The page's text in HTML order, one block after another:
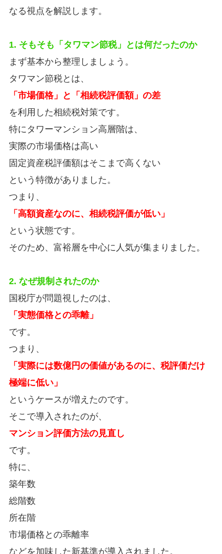
なる視点を解説します。
1. そもそも「タワマン節税」とは何だったのか
まず基本から整理しましょう。
タワマン節税とは、
「市場価格」と「相続税評価額」の差
を利用した相続税対策です。
特にタワーマンション高層階は、
実際の市場価格は高い
固定資産税評価額はそこまで高くない
という特徴がありました。
つまり、
「高額資産なのに、相続税評価が低い」
という状態です。
そのため、富裕層を中心に人気が集まりました。
2. なぜ規制されたのか
国税庁が問題視したのは、
「実態価格との乖離」
です。
つまり、
「実際には数億円の価値があるのに、税評価だけ
極端に低い」
というケースが増えたのです。
そこで導入されたのが、
マンション評価方法の見直し
です。
特に、
築年数
総階数
所在階
市場価格との乖離率
などを加味した新基準が導入されました。